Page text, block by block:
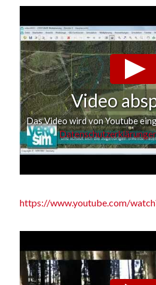
Video
Das Video wird von Youtube
https://www.youtube.com/